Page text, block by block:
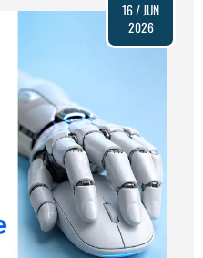
16 / JUN
2026